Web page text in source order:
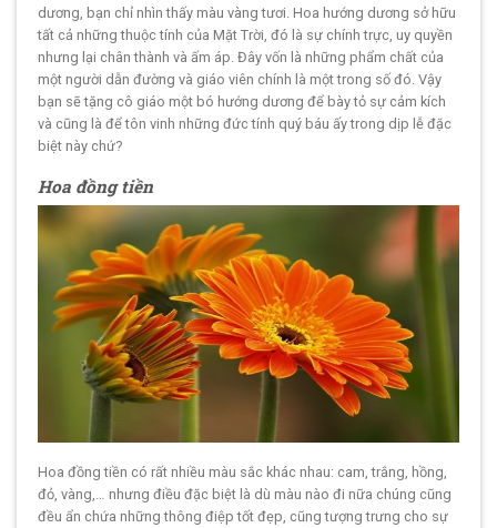
dương, bạn chỉ nhìn thấy màu vàng tươi. Hoa hướng dương sở hữu
tất cả những thuộc tính của Mặt Trời, đó là sự chính trực, uy quyền
nhưng lại chân thành và ấm áp. Đây vốn là những phẩm chất của
một người dẫn đường và giáo viên chính là một trong số đó. Vậy
bạn sẽ tặng cô giáo một bó hướng dương để bày tỏ sự cảm kích
và cũng là để tôn vinh những đức tính quý báu ấy trong dịp lễ đặc
biệt này chứ?
Hoa đồng tiền
Hoa đồng tiền có rất nhiều màu sắc khác nhau: cam, trắng, hồng,
đỏ, vàng,… nhưng điều đặc biệt là dù màu nào đi nữa chúng cũng
đều ẩn chứa những thông điệp tốt đẹp, cũng tượng trưng cho sự